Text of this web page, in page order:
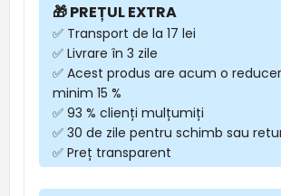
🎁 PREȚUL EXTRA
✅ Transport de la 17 lei
✅ Livrare în 3 zile
✅ Acest produs are acum o
minim 15 %
✅ 93 % clienți mulțumiți
✅ 30 de zile pentru schimb sau
✅ Preț transparent